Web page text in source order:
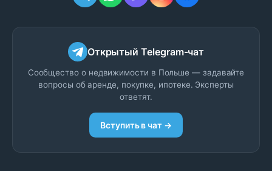
Открытый Telegram-чат
Сообщество о недвижимости в Польше — задавайте
вопросы об аренде, покупке, ипотеке. Эксперты
ответят.
Вступить в чат →